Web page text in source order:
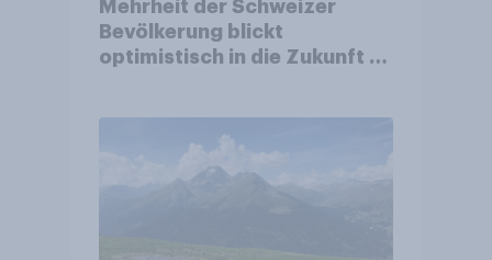
Mehrheit der Schweizer
Bevölkerung blickt
optimistisch in die Zukunft –
Altersvorsorge